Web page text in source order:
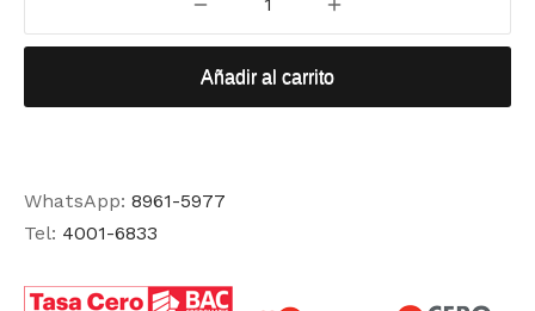
Añadir al carrito
WhatsApp: 8961-5977
Tel: 4001-6833